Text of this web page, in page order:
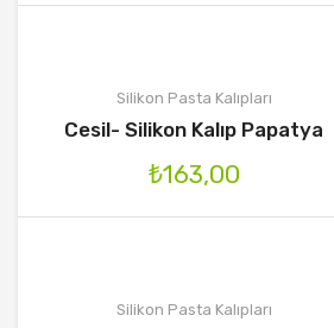
Silikon Pasta Kalıpları
Cesil- Silikon Kalıp Papatya
₺163,00
Silikon Pasta Kalıpları